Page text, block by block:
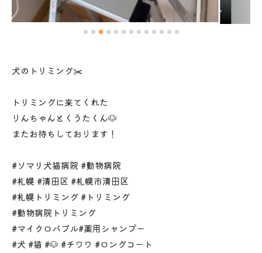
犬のトリミング✂️
トリミングに来てくれた
りんちゃんとくうたくん🐶
またお待ちしております！
#ソマリ犬猫病院 #動物病院
#札幌 #清田区 #札幌市清田区
#札幌トリミング #トリミング
#動物病院トリミング
#マイクロバブル#薬用シャンプー
#犬 #猫 #🐶 #チワワ #ロングコート